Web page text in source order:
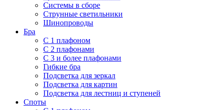
Системы в сборе
Струнные светильники
Шинопроводы
Бра
С 1 плафоном
С 2 плафонами
С 3 и более плафонами
Гибкие бра
Подсветка для зеркал
Подсветка для картин
Подсветка для лестниц и ступеней
Споты